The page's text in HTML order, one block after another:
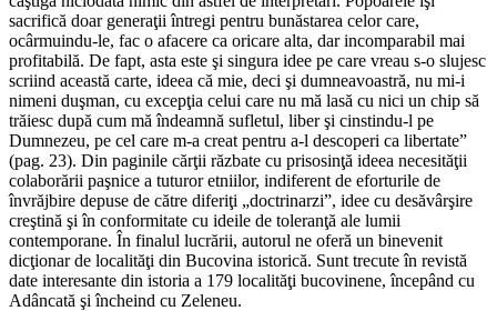
sacrifică doar ge­neraţii întregi pentru bunăsta­rea celor care,
ocârmuindu-le, fac o afacere ca oricare alta, dar incomparabil mai
profitabilă. De fapt, asta este şi sin­gura idee pe care vreau s-o slujesc
scriind această carte, ideea că mie, deci şi dumneavoastră, nu mi-i
nimeni duşman, cu excepţia celui care nu mă lasă cu nici un chip să
trăiesc după cum mă îndeam­nă sufletul, liber şi cinstindu-l pe
Dumnezeu, pe cel care m-a creat pentru a-l descoperi ca libertate”
(pag. 23). Din paginile cărţii răzbate cu prisosinţă ideea necesităţii
colaborării paşnice a tuturor etniilor, in­diferent de eforturile de
învrăj­bire depuse de către diferiţi „doctrinarzi”, idee cu desăvâr­şire
creştină şi în conformitate cu ideile de toleranţă ale lumii
contemporane. În finalul lu­crării, autorul ne oferă un bine­venit
dicţionar de localităţi din Bucovina istorică. Sunt trecute în revistă
date interesante din istoria a 179 localităţi bucovinene, începând cu
Adâncată şi încheind cu Zeleneu.